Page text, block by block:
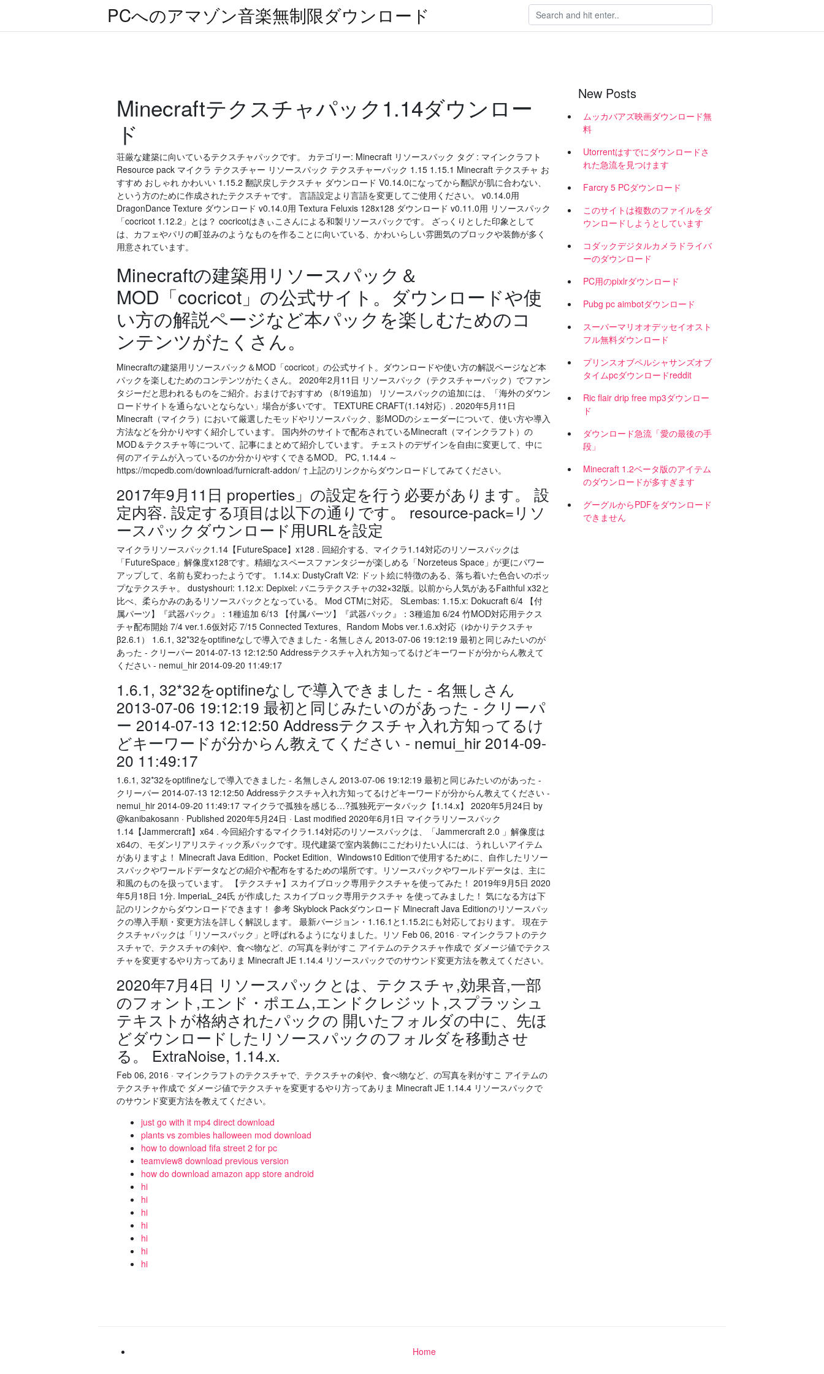
PCへのアマゾン音楽無制限ダウンロード
Minecraftテクスチャパック1.14ダウンロー
ド
荘厳な建築に向いているテクスチャパックです。 カテゴリー: Minecraft リソースパック タグ : マインクラフト
Resource pack マイクラ テクスチャー リソースパック テクスチャーパック 1.15 1.15.1 Minecraft テクスチャ お
すすめ おしゃれ かわいい 1.15.2 翻訳戻しテクスチャ ダウンロード V0.14.0になってから翻訳が肌に合わない、
という方のために作成されたテクスチャです。 言語設定より言語を変更してご使用ください。 v0.14.0用
DragonDance Texture ダウンロード v0.14.0用 Textura Feluxis 128x128 ダウンロード v0.11.0用 リソースパック
「cocricot 1.12.2」とは？ cocricotはきぃこさんによる和製リソースパックです。 ざっくりとした印象として
は、カフェやパリの町並みのようなものを作ることに向いている、かわいらしい雰囲気のブロックや装飾が多く
用意されています。
Minecraftの建築用リソースパック＆
MOD「cocricot」の公式サイト。ダウンロードや使
い方の解説ページなど本パックを楽しむためのコ
ンテンツがたくさん。
Minecraftの建築用リソースパック＆MOD「cocricot」の公式サイト。ダウンロードや使い方の解説ページなど本
パックを楽しむためのコンテンツがたくさん。 2020年2月11日 リソースパック（テクスチャーパック）でファン
タジーだと思われるものをご紹介。おまけでおすすめ （8/19追加） リソースパックの追加には、「海外のダウン
ロードサイトを通らないとならない」場合が多いです。 TEXTURE CRAFT(1.14対応）. 2020年5月11日
Minecraft（マイクラ）において厳選したモッドやリソースパック、影MODのシェーダーについて、使い方や導入
方法などを分かりやすく紹介しています。 国内外のサイトで配布されているMinecraft（マインクラフト）の
MOD＆テクスチャ等について、記事にまとめて紹介しています。 チェストのデザインを自由に変更して、中に
何のアイテムが入っているのか分かりやすくできるMOD。 PC, 1.14.4 ～
https://mcpedb.com/download/furnicraft-addon/ ↑上記のリンクからダウンロードしてみてください。
2017年9月11日 properties」の設定を行う必要があります。 設
定内容. 設定する項目は以下の通りです。 resource-pack=リソ
ースパックダウンロード用URLを設定
マイクラリソースパック1.14【FutureSpace】x128 . 回紹介する、マイクラ1.14対応のリソースパックは
「FutureSpace」解像度x128です。精細なスペースファンタジーが楽しめる「Norzeteus Space」が更にパワー
アップして、名前も変わったようです。 1.14.x: DustyCraft V2: ドット絵に特徴のある、落ち着いた色合いのポッ
プなテクスチャ。 dustyshouri: 1.12.x: Depixel: バニラテクスチャの32×32版。以前から人気があるFaithful x32と
比べ、柔らかみのあるリソースパックとなっている。 Mod CTMに対応。 SLembas: 1.15.x: Dokucraft 6/4 【付
属パーツ】『武器パック』：1種追加 6/13 【付属パーツ】『武器パック』：3種追加 6/24 竹MOD対応用テクス
チャ配布開始 7/4 ver.1.6仮対応 7/15 Connected Textures、Random Mobs ver.1.6.x対応（ゆかりテクスチャ
β2.6.1） 1.6.1, 32*32をoptifineなしで導入できました - 名無しさん 2013-07-06 19:12:19 最初と同じみたいのが
あった - クリーパー 2014-07-13 12:12:50 Addressテクスチャ入れ方知ってるけどキーワードが分からん教えて
ください - nemui_hir 2014-09-20 11:49:17
1.6.1, 32*32をoptifineなしで導入できました - 名無しさん
2013-07-06 19:12:19 最初と同じみたいのがあった - クリーパ
ー 2014-07-13 12:12:50 Addressテクスチャ入れ方知ってるけ
どキーワードが分からん教えてください - nemui_hir 2014-09-
20 11:49:17
1.6.1, 32*32をoptifineなしで導入できました - 名無しさん 2013-07-06 19:12:19 最初と同じみたいのがあった -
クリーパー 2014-07-13 12:12:50 Addressテクスチャ入れ方知ってるけどキーワードが分からん教えてください -
nemui_hir 2014-09-20 11:49:17 マイクラで孤独を感じる…?孤独死データパック【1.14.x】 2020年5月24日 by
@kanibakosann · Published 2020年5月24日 · Last modified 2020年6月1日 マイクラリソースパック
1.14【Jammercraft】x64 . 今回紹介するマイクラ1.14対応のリソースパックは、「Jammercraft 2.0 」解像度は
x64の、モダンリアリスティック系パックです。現代建築で室内装飾にこだわりたい人には、うれしいアイテム
がありますよ！ Minecraft Java Edition、Pocket Edition、Windows10 Editionで使用するために、自作したリソー
スパックやワールドデータなどの紹介や配布をするための場所です。リソースパックやワールドデータは、主に
和風のものを扱っています。 【テクスチャ】スカイブロック専用テクスチャを使ってみた！ 2019年9月5日 2020
年5月18日 1分. ImperiaL_24氏 が作成した スカイブロック専用テクスチャ を使ってみました！ 気になる方は下
記のリンクからダウンロードできます！ 参考 Skyblock Packダウンロード Minecraft Java Editionのリソースパッ
クの導入手順・変更方法を詳しく解説します。 最新バージョン・1.16.1と1.15.2にも対応しております。 現在テ
クスチャパックは「リソースパック」と呼ばれるようになりました。リソ Feb 06, 2016 · マインクラフトのテク
スチャで、テクスチャの剣や、食べ物など、の写真を剥がすこ アイテムのテクスチャ作成で ダメージ値でテクス
チャを変更するやり方ってありま Minecraft JE 1.14.4 リソースパックでのサウンド変更方法を教えてください。
2020年7月4日 リソースパックとは、テクスチャ,効果音,一部
のフォント,エンド・ポエム,エンドクレジット,スプラッシュ
テキストが格納されたパックの 開いたフォルダの中に、先ほ
どダウンロードしたリソースパックのフォルダを移動させ
る。 ExtraNoise, 1.14.x.
Feb 06, 2016 · マインクラフトのテクスチャで、テクスチャの剣や、食べ物など、の写真を剥がすこ アイテムの
テクスチャ作成で ダメージ値でテクスチャを変更するやり方ってありま Minecraft JE 1.14.4 リソースパックで
のサウンド変更方法を教えてください。
just go with it mp4 direct download
plants vs zombies halloween mod download
how to download fifa street 2 for pc
teamview8 download previous version
how do download amazon app store android
hi
hi
hi
hi
hi
hi
hi
New Posts
ムッカバアズ映画ダウンロード無
料
Utorrentはすでにダウンロードさ
れた急流を見つけます
Farcry 5 PCダウンロード
このサイトは複数のファイルをダ
ウンロードしようとしています
コダックデジタルカメラドライバ
ーのダウンロード
PC用のpixlrダウンロード
Pubg pc aimbotダウンロード
スーパーマリオオデッセイオスト
フル無料ダウンロード
プリンスオブペルシャサンズオブ
タイムpcダウンロードreddit
Ric flair drip free mp3ダウンロー
ド
ダウンロード急流「愛の最後の手
段」
Minecraft 1.2ベータ版のアイテム
のダウンロードが多すぎます
グーグルからPDFをダウンロード
できません
Home